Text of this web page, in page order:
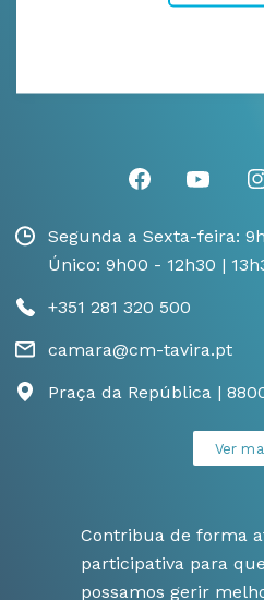
Segunda a Sexta-feira:
Único: 9h00 - 12h30 |
+351 281 320 500
camara@cm-tavira.pt
Praça da República |
Ver
Contribua de forma
participativa para
possamos gerir